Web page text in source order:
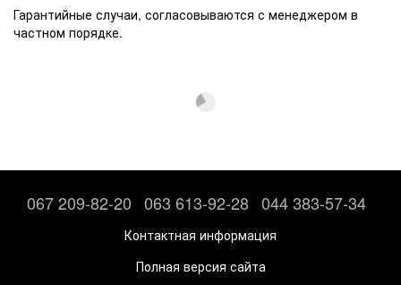
Гарантийные случаи, согласовываются с менеджером в
частном порядке.
067 209-82-20 063 613-92-28 044 383-57-34
Контактная информация
Полная версия сайта